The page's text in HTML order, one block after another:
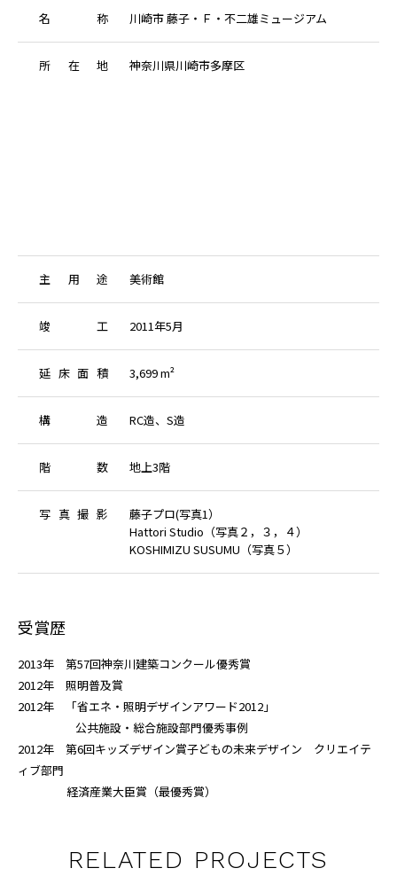
名 称 川崎市 藤子・Ｆ・不二雄ミュージアム
所 在 地 神奈川県川崎市多摩区
主 用 途 美術館
竣 工 2011年5月
延 床 面 積 3,699 m²
構 造 RC造、S造
階 数 地上3階
写 真 撮 影
藤子プロ(写真1）
Hattori Studio（写真２，３，４）
KOSHIMIZU SUSUMU（写真５）
受賞歴
2013年 第57回神奈川建築コンクール優秀賞
2012年 照明普及賞
2012年 「省エネ・照明デザインアワード2012」
公共施設・総合施設部門優秀事例
2012年 第6回キッズデザイン賞子どもの未来デザイン クリエイテ
ィブ部門
経済産業大臣賞（最優秀賞）
RELATED PROJECTS